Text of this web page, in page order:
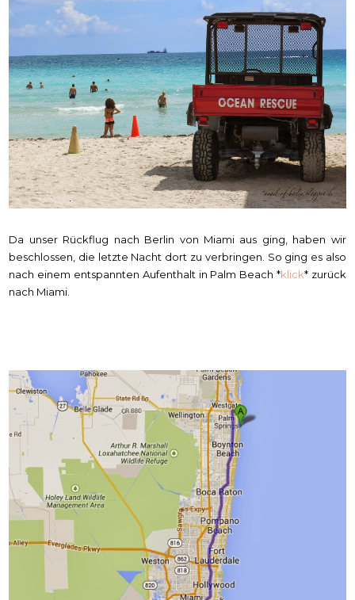
Da unser Rückflug nach Berlin von Miami aus ging, haben wir
beschlossen, die letzte Nacht dort zu verbringen. So ging es also
nach einem entspannten Aufenthalt in Palm Beach *klick* zurück
nach Miami.